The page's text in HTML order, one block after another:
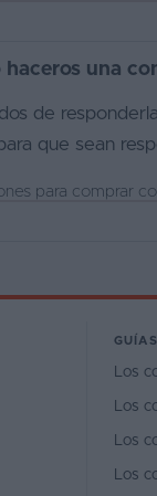
haceros una
de
que sean
para comprar
Los
Los
Los
Los